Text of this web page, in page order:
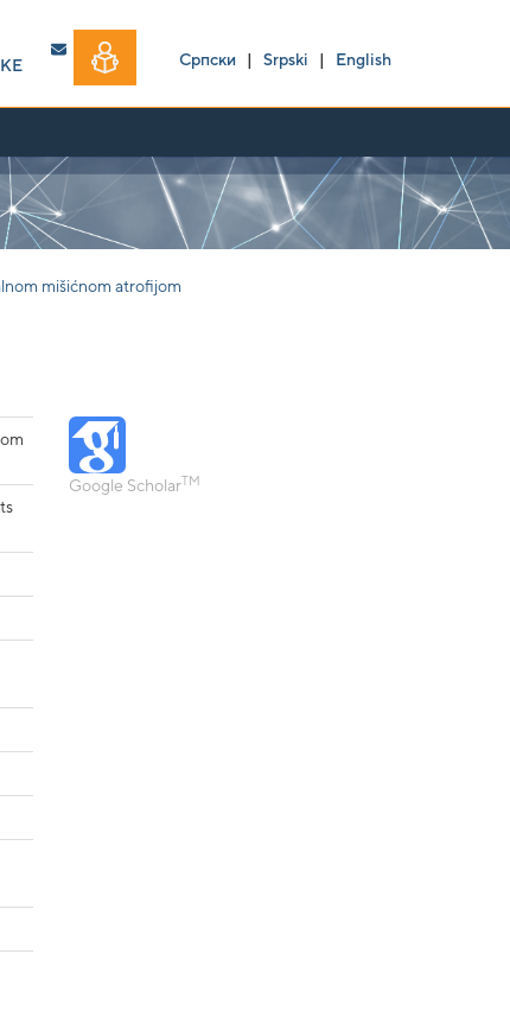
Српски |Srpski | English
mišićnom atrofijom
Google ScholarTM